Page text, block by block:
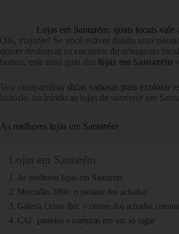
Lojas em Santarém: quais locais vale
Olá, viajante! Se você estiver dando uma
quiser desbravar os encantos do artesanato
bolsos, este mini guia das lojas em Santarém
Vou compartilhar dicas valiosas para explorar
história, incluindo as lojas de souvenir em
As melhores lojas em Santarém
Lojas em Santarém
As melhores lojas em Santarém
Mercadão 2000: o paraíso dos achados
Galeria Cristo Rei: o centro dos achados
CAT: passeios e compras em um só lugar